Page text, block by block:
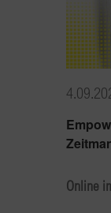
Online